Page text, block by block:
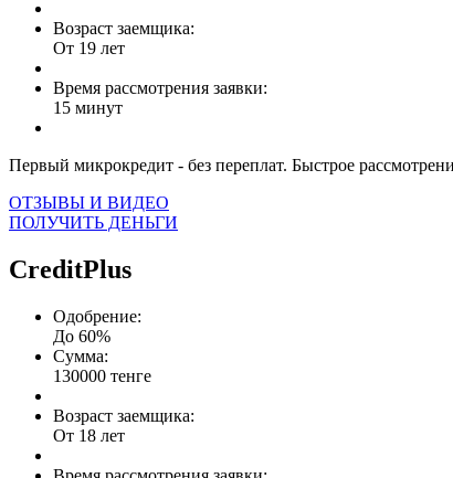
Возраст заемщика:
От 19 лет
Время рассмотрения заявки:
15 минут
Первый микрокредит - без переплат. Быстрое
ОТЗЫВЫ И ВИДЕО
ПОЛУЧИТЬ ДЕНЬГИ
CreditPlus
Одобрение:
До 60%
Сумма:
130000 тенге
Возраст заемщика:
От 18 лет